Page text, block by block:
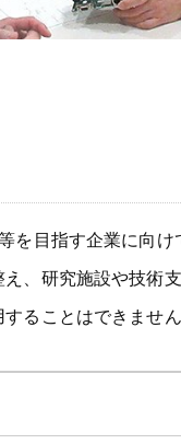
を目指す企業に向け
、研究施設や技術
ることはできません